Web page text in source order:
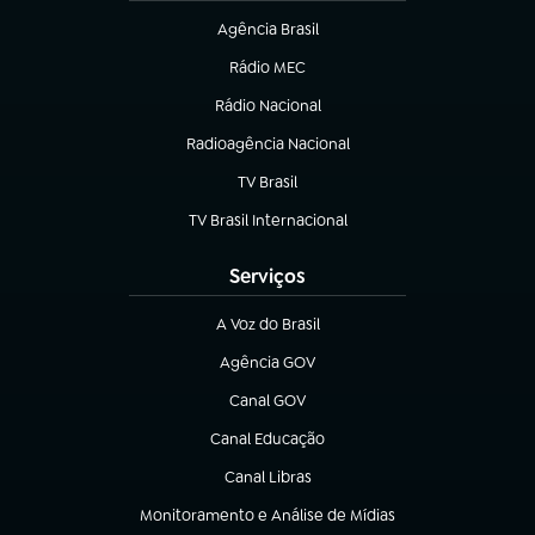
Agência Brasil
(abre em nova aba)
Rádio MEC
(abre em nova aba)
Rádio Nacional
Radioagência Nacional
(abre em nova aba)
TV Brasil
(abre em nova aba)
TV Brasil Internacional
(abre em nova aba)
Serviços
A Voz do Brasil
(abre em nova aba)
Agência GOV
(abre em nova aba)
Canal GOV
(abre em nova aba)
Canal Educação
(abre em nova aba)
Canal Libras
(abre em nova aba)
Monitoramento e Análise de Mídias
(abre em nova aba)